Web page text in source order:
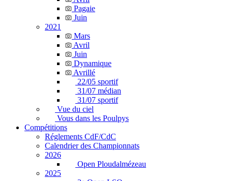
Pagaie
Juin
2021
Mars
Avril
Juin
Dynamique
Avrillé
22/05 sportif
31/07 médian
31/07 sportif
Vue du ciel
Vous dans les Poulpys
Compétitions
Réglements CdF/CdC
Calendrier des Championnats
2026
Open Ploudalmézeau
2025